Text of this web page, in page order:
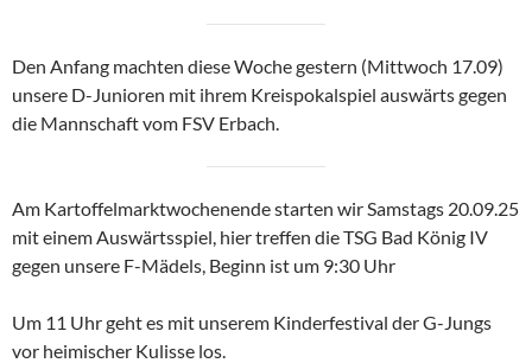
Den Anfang machten diese Woche gestern (Mittwoch 17.09)
unsere D-Junioren mit ihrem Kreispokalspiel auswärts gegen
die Mannschaft vom FSV Erbach.
Am Kartoffelmarktwochenende starten wir Samstags 20.09.25
mit einem Auswärtsspiel, hier treffen die TSG Bad König IV
gegen unsere F-Mädels, Beginn ist um 9:30 Uhr
Um 11 Uhr geht es mit unserem Kinderfestival der G-Jungs
vor heimischer Kulisse los.